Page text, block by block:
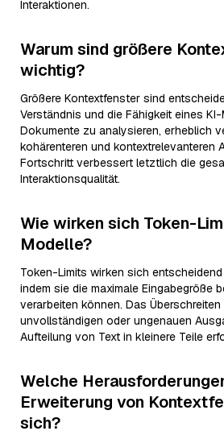
Interaktionen.
Warum sind größere
wichtig?
Größere Kontextfenster sind
Verständnis und die Fähigkeit eines
Dokumente zu analysieren, erheblich
kohärenteren und kontextrelevanteren
Fortschritt verbessert letztlich die
Interaktionsqualität.
Wie wirken sich Token-
Modelle?
Token-Limits wirken sich
indem sie die maximale Eingabegröße
verarbeiten können. Das
unvollständigen oder ungenauen
Aufteilung von Text in kleinere Teile
Welche
Erweiterung von
sich?